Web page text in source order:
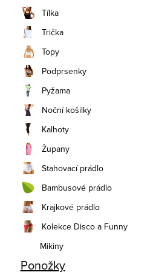
Tílka
Trička
Topy
Podprsenky
Pyžama
Noční košilky
Kalhoty
Župany
Stahovací prádlo
Bambusové prádlo
Krajkové prádlo
Kolekce Disco a Funny
Mikiny
Ponožky